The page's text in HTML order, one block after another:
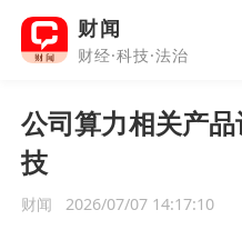
财闻
财经·科技·法治
公司算力相关产
技
财闻 2026/07/07 14:17:10